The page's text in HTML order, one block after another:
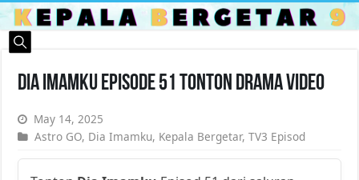
Dia Imamku Episode 51 Tonton Drama Video
May 14, 2025
Astro GO, Dia Imamku, Kepala Bergetar,TV3 Episod